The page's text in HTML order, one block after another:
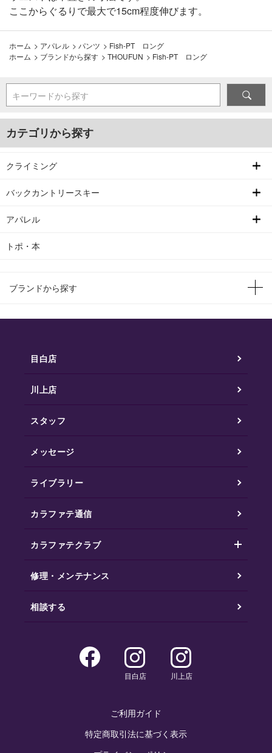
ここからぐるりで最大で15cm程度伸びます。
ホーム > アパレル > パンツ > Fish-PT ロング
ホーム > ブランドから探す > THOUFUN > Fish-PT ロング
キーワードから探す
カテゴリから探す
クライミング
バックカントリースキー
アパレル
トポ・本
ブランドから探す
目白店
川上店
スタッフ
メッセージ
ライブラリー
カラファテ通信
カラファテクラブ
修理・メンテナンス
相談する
目白店 川上店
ご利用ガイド
特定商取引法に基づく表示